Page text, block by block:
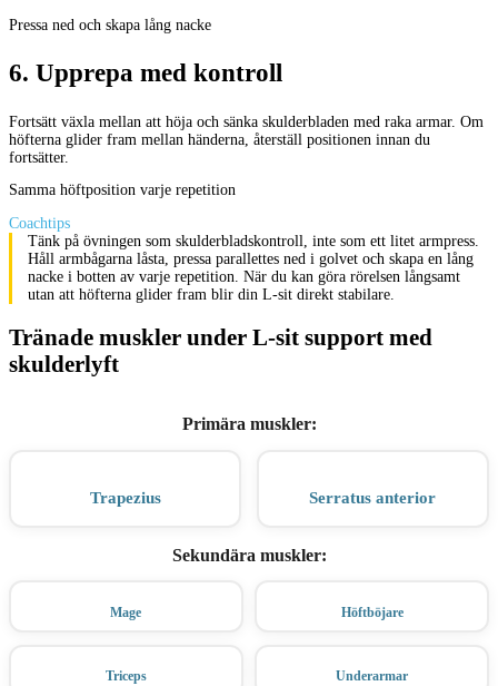
Pressa ned och skapa lång nacke
6. Upprepa med kontroll
Fortsätt växla mellan att höja och sänka skulderbladen med raka armar. Om
höfterna glider fram mellan händerna, återställ positionen innan du
fortsätter.
Samma höftposition varje repetition
Coachtips
Tänk på övningen som skulderbladskontroll, inte som ett litet armpress.
Håll armbågarna låsta, pressa parallettes ned i golvet och skapa en lång
nacke i botten av varje repetition. När du kan göra rörelsen långsamt
utan att höfterna glider fram blir din L-sit direkt stabilare.
Tränade muskler under L-sit support med
skulderlyft
Primära muskler:
Trapezius Serratus anterior
Sekundära muskler:
Mage Höftböjare
Triceps Underarmar